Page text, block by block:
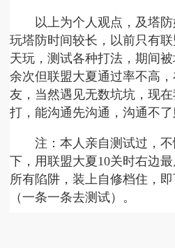
以上为个人观点，及塔
玩塔防时间较长，以前只有
天玩，测试各种打法，期间
余次但联盟大夏通过率不高
友，当然遇见无数坑坑，现
打，能沟通先沟通，沟通不了
注：本人亲自测试过，
下，用联盟大夏10关时右边
所有陷阱，装上自修档住，
（一条一条去测试）。